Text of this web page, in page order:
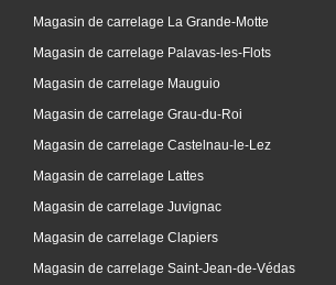
Magasin de carrelage La Grande-Motte
Magasin de carrelage Palavas-les-Flots
Magasin de carrelage Mauguio
Magasin de carrelage Grau-du-Roi
Magasin de carrelage Castelnau-le-Lez
Magasin de carrelage Lattes
Magasin de carrelage Juvignac
Magasin de carrelage Clapiers
Magasin de carrelage Saint-Jean-de-Védas